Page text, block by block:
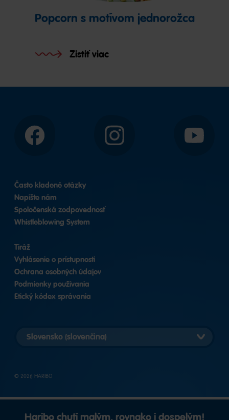
Popcorn s motívom jednorožca
Zistiť viac
Facebook Instagram YouTube
Často kladené otázky
Napíšte nám
Spoločenská zodpovednosť
Whistleblowing System
Tiráž
Vyhlásenie o prístupnosti
Ochrana osobných údajov
Podmienky používania
Etický kódex správania
verziu
© 2026 HARIBO
Haribo chutí malým, rovnako i dospelým!